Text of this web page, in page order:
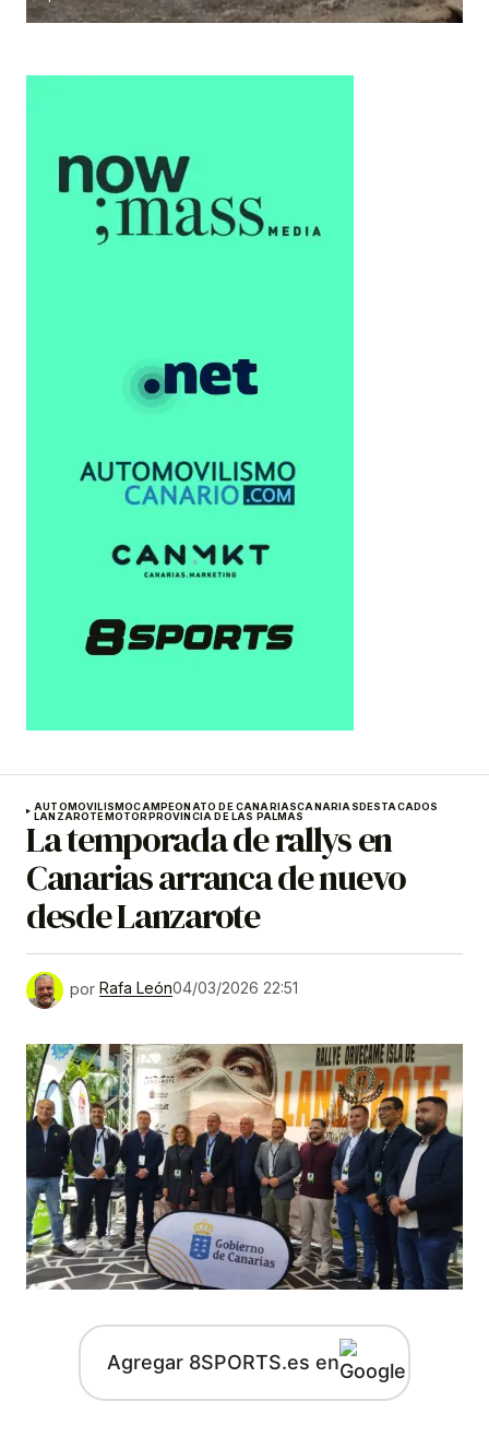
AUTOMOVILISMOCAMPEONATO DE CANARIASCANARIASDESTACADOS
LANZAROTEMOTORPROVINCIA DE LAS PALMAS
La temporada de rallys en
Canarias arranca de nuevo
desde Lanzarote
por Rafa León04/03/2026 22:51
Agregar 8SPORTS.es en